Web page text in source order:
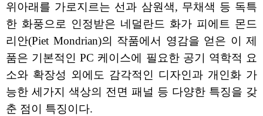
위아래를 가로지르는 선과 삼원색, 무채색 등 독특
한 화풍으로 인정받은 네덜란드 화가 피에트 몬드
리안(Piet Mondrian)의 작품에서 영감을 얻은 이 제
품은 기본적인 PC 케이스에 필요한 공기 역학적 요
소와 확장성 외에도 감각적인 디자인과 개인화 가
능한 세가지 색상의 전면 패널 등 다양한 특징을 갖
춘 점이 특징이다.